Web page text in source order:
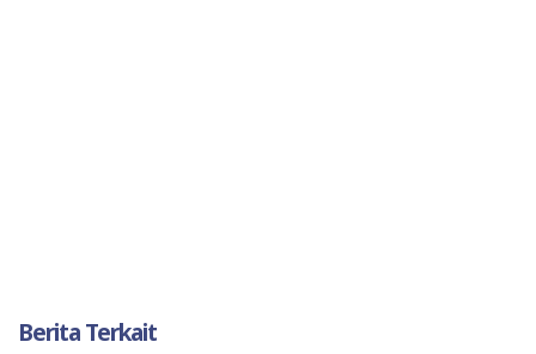
Berita Terkait